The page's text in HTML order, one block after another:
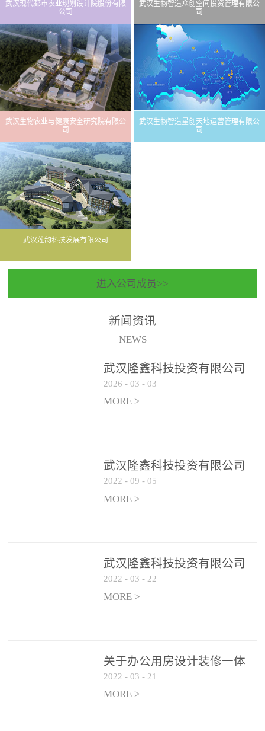
武汉现代都市农业规划设计院股份有限
公司
武汉生物智造众创空间投资管理有限公
司
武汉生物农业与健康安全研究院有限公
司
武汉生物智造星创天地运营管理有限公
司
武汉莲韵科技发展有限公司
进入公司成员>>
新闻资讯
NEWS
武汉隆鑫科技投资有限公司
聘请常年法律顾问服务机构
遴选公告
2026 - 03 - 03
MORE >
武汉隆鑫科技投资有限公司
办公用房 空调设备供应商公
开遴选公告
2022 - 09 - 05
MORE >
武汉隆鑫科技投资有限公司
招聘实施方案
2022 - 03 - 22
MORE >
关于办公用房设计装修一体
化项目 跟踪审计和监理单位
遴选结果的公告
2022 - 03 - 21
MORE >